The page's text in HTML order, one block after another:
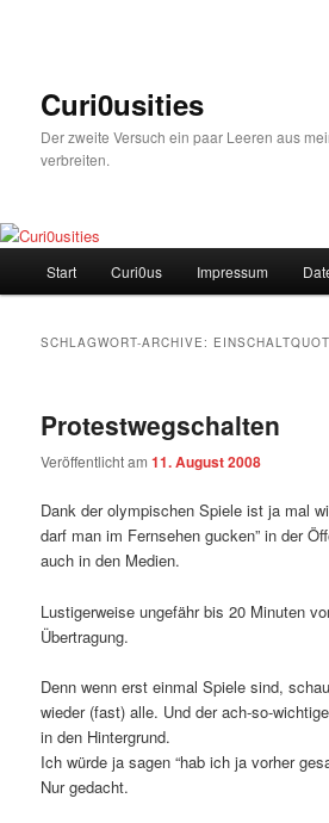
Curi0usities
Der zweite Versuch ein paar Leeren aus
verbreiten.
Start Curi0us Impressum
SCHLAGWORT-ARCHIVE:
Protestwegschalten
Veröffentlicht am11. August 2008
Dank der olympischen Spiele ist ja mal
darf man im Fernsehen gucken” in der
auch in den Medien.
Lustigerweise ungefähr bis 20 Minuten
Übertragung.
Denn wenn erst einmal Spiele sind,
wieder (fast) alle. Und der ach-so-
in den Hintergrund.
Ich würde ja sagen “hab ich ja vorher
Nur gedacht.